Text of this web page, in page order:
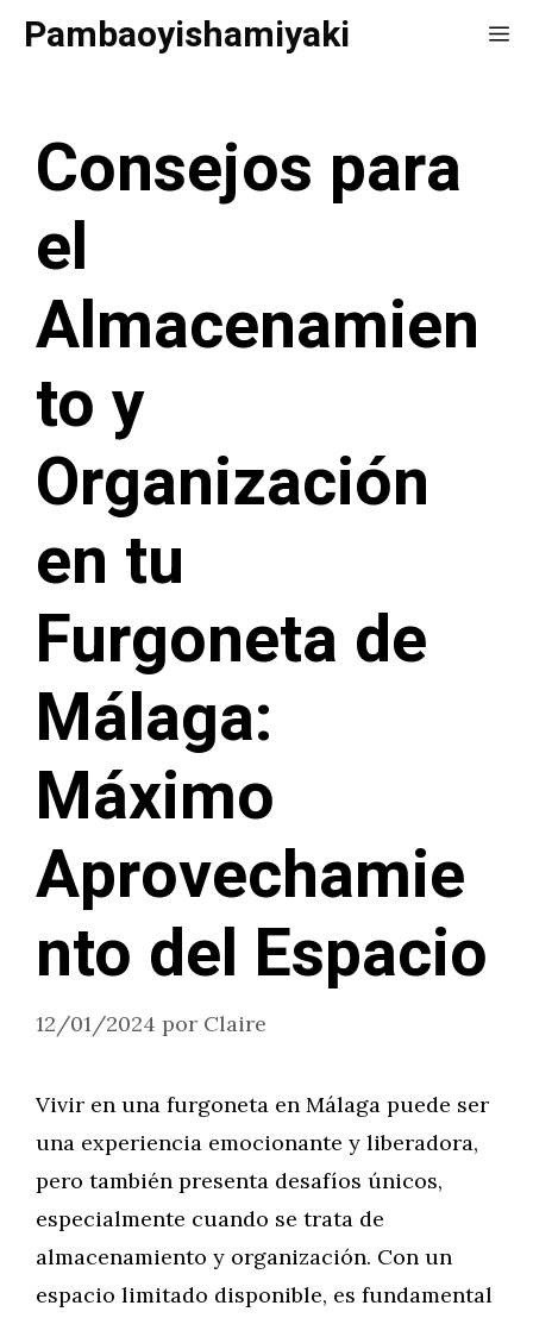
SaltarPambaoyishamiyaki
Consejos para
el
Almacenamien
to y
Organización
en tu
Furgoneta de
Málaga:
Máximo
Aprovechamie
nto del Espacio
12/01/2024 por Claire
Vivir en una furgoneta en Málaga puede ser
una experiencia emocionante y liberadora,
pero también presenta desafíos únicos,
especialmente cuando se trata de
almacenamiento y organización. Con un
espacio limitado disponible, es fundamental